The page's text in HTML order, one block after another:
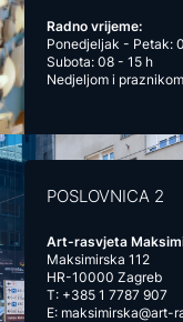
Radno vrijeme:
Ponedjeljak - Petak:
Subota: 08 - 15 h
Nedjeljom i
POSLOVNICA 2
Art-rasvjeta
Maksimirska 112
HR-10000 Zagreb
T: +385 1 7787 907
E: maksimirska@art-